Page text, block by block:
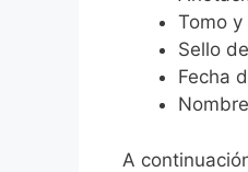
Tomo y
Sello
Fecha
A